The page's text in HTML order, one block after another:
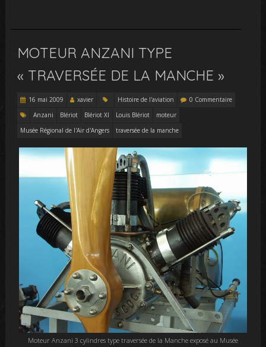
MOTEUR ANZANI TYPE
« TRAVERSÉE DE LA MANCHE »
16 mai 2009 xavier Histoire de l'aviation
0 Commentaire
Anzani
Blériot Blériot XI Louis Blériot
moteur
Musée Régional de l'Air d'Angers
traversée de la manche
Moteur Anzani 3 cylindres type traversée de la Manche exposé au Musée